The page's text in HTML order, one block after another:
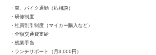
・車、バイク通勤（応相談）
・研修制度
・社員割引制度（マイカー購入など）
・全額交通費支給
・残業手当
・ランチサポート（月3,000円）